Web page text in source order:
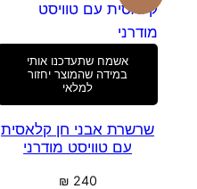
אשמח שתעדכנו אותי
במידה שהמוצר יחזור
למלאי
שרשרת אבני חן קלאסית
עם טוויסט מודרני
₪ 240